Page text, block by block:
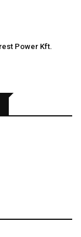
Power Kft.